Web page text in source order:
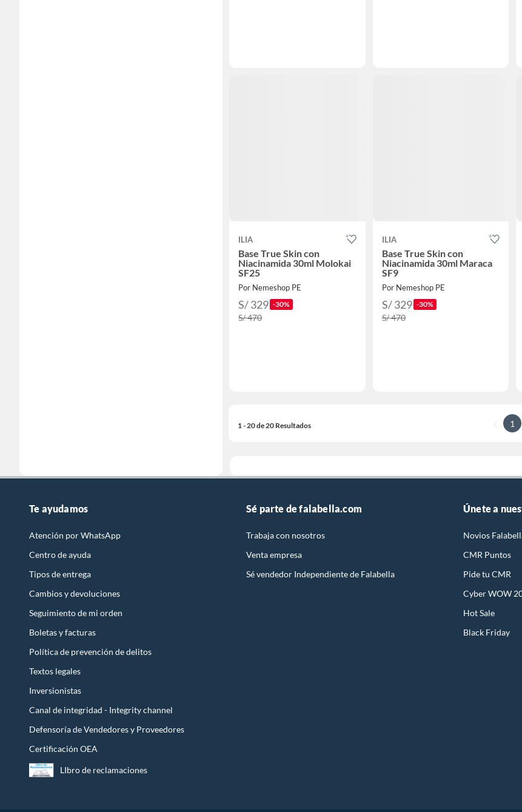
ILIA
Base True Skin con
Niacinamida 30ml Molokai
SF25
Por Nemeshop PE
S/ 329 -30%
S/ 470
ILIA
Base True Skin con
Niacinamida 30ml Maraca
SF9
Por Nemeshop PE
S/ 329 -30%
S/ 470
1 - 20 de 20 Resultados 1
Te ayudamos
Atención por WhatsApp
Centro de ayuda
Tipos de entrega
Cambios y devoluciones
Seguimiento de mi orden
Boletas y facturas
Política de prevención de delitos
Textos legales
Inversionistas
Canal de integridad - Integrity channel
Defensoría de Vendedores y Proveedores
Certificación OEA
LIbro de reclamaciones
Sé parte de falabella.com
Trabaja con nosotros
Venta empresa
Sé vendedor Independiente de Falabella
Únete a
Novios
CMR Puntos
Pide tu CMR
Cyber WOW
Hot Sale
Black Friday